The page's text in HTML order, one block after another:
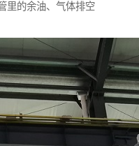
里的余油、气体排空